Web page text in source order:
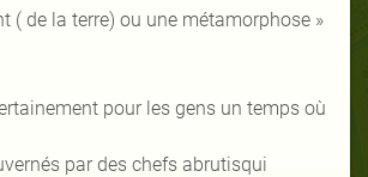
( de la terre) ou une métamorphose »
pour les gens un temps où
par des chefs abrutisqui